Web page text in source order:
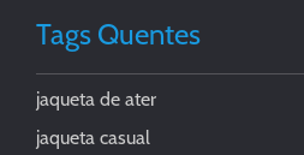
Tags Quentes
jaqueta de ater
jaqueta casual